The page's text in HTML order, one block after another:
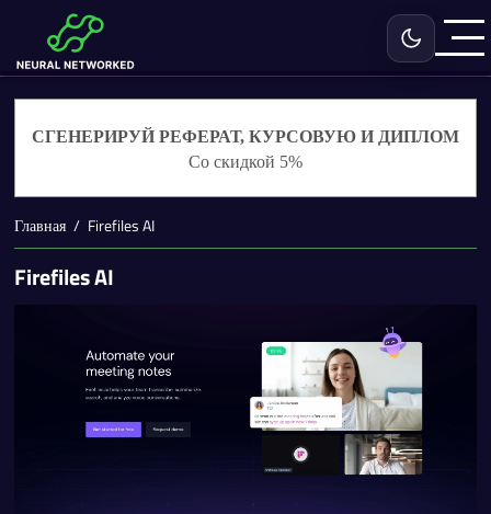
Включить
СГЕНЕРИРУЙ РЕФЕРАТ, КУРСОВУЮ И ДИПЛОМ
Со скидкой 5%
Главная Firefiles AI
Firefiles AI